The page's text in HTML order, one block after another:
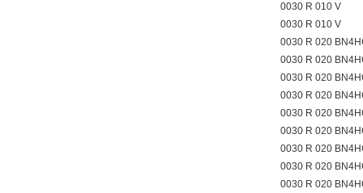
0030 R 010 V
0030 R 010 V
0030 R 020
0030 R 020
0030 R 020
0030 R 020
0030 R 020
0030 R 020
0030 R 020
0030 R 020
0030 R 020